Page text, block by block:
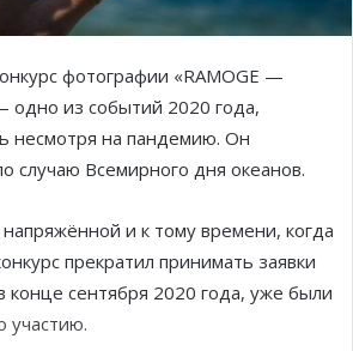
фотографии «RAMOGE —
из событий 2020 года,
несмотря на пандемию. Он
случаю Всемирного дня океанов.
и к тому времени, когда
прекратил принимать заявки
конце сентября 2020 года, уже были
участию.